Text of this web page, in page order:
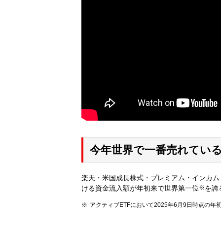
今年世界で一番売れてい
楽天・米国成長株式・プレミアム・インカ
ける資金流入額が年初来で世界第一位※を誇
アクティブETFにおいて2025年6月9日時点の年